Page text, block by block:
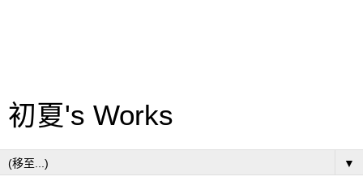
初夏's Works
▼